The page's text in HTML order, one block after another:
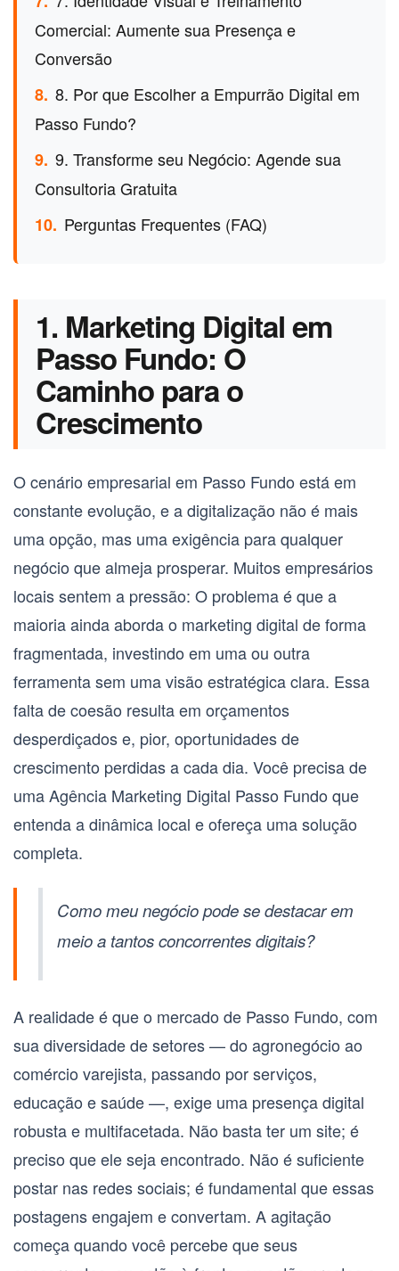
Comercial: Aumente sua Presença e
Conversão
8. 8. Por que Escolher a Empurrão Digital em
Passo Fundo?
9. 9. Transforme seu Negócio: Agende sua
Consultoria Gratuita
10. Perguntas Frequentes (FAQ)
1. Marketing Digital em
Passo Fundo: O
Caminho para o
Crescimento
O cenário empresarial em Passo Fundo está em
constante evolução, e a digitalização não é mais
uma opção, mas uma exigência para qualquer
negócio que almeja prosperar. Muitos empresários
locais sentem a pressão: O problema é que a
maioria ainda aborda o marketing digital de forma
fragmentada, investindo em uma ou outra
ferramenta sem uma visão estratégica clara. Essa
falta de coesão resulta em orçamentos
desperdiçados e, pior, oportunidades de
crescimento perdidas a cada dia. Você precisa de
umaAgência Marketing Digital Passo Fundo que
entenda a dinâmica local e ofereça uma solução
completa.
Como meu negócio pode se destacar em
meio a tantos concorrentes digitais?
A realidade é que o mercado de Passo Fundo, com
sua diversidade de setores — do agronegócio ao
comércio varejista, passando por serviços,
educação e saúde —, exige uma presença digital
robusta e multifacetada. Não basta ter um site; é
preciso que ele seja encontrado. Não é suficiente
postar nas redes sociais; é fundamental que essas
postagens engajem e convertam. A agitação
começa quando você percebe que seus